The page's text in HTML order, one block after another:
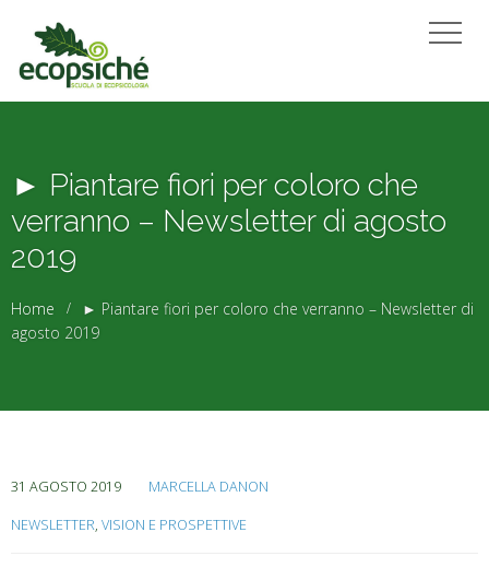
► Piantare fiori per coloro che
verranno – Newsletter di agosto
2019
Home
► Piantare fiori per coloro che verranno – Newsletter di
agosto 2019
31 AGOSTO 2019 MARCELLA DANON
NEWSLETTER, VISION E PROSPETTIVE